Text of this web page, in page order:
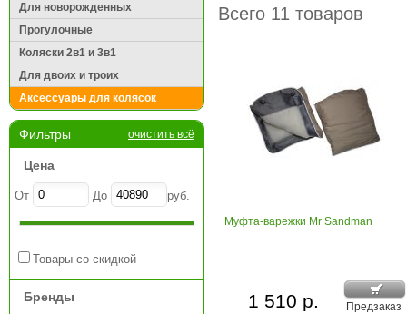
Для новорожденных
Прогулочные
Коляски 2в1 и 3в1
Для двоих и троих
Аксессуары для колясок
Фильтры очистить всё
Цена
От До руб.
Товары со скидкой
Бренды
Всего 11 товаров
Муфта-варежки Mr Sandman
Предзаказ
1 510 р.